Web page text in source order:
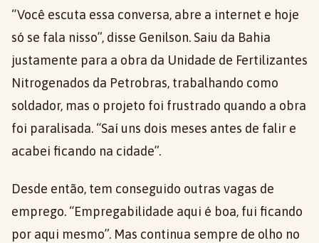
“Você escuta essa conversa, abre a internet e hoje
só se fala nisso”, disse Genilson. Saiu da Bahia
justamente para a obra da Unidade de Fertilizantes
Nitrogenados da Petrobras, trabalhando como
soldador, mas o projeto foi frustrado quando a obra
foi paralisada. “Saí uns dois meses antes de falir e
acabei ficando na cidade”.
Desde então, tem conseguido outras vagas de
emprego. “Empregabilidade aqui é boa, fui ficando
por aqui mesmo”. Mas continua sempre de olho no